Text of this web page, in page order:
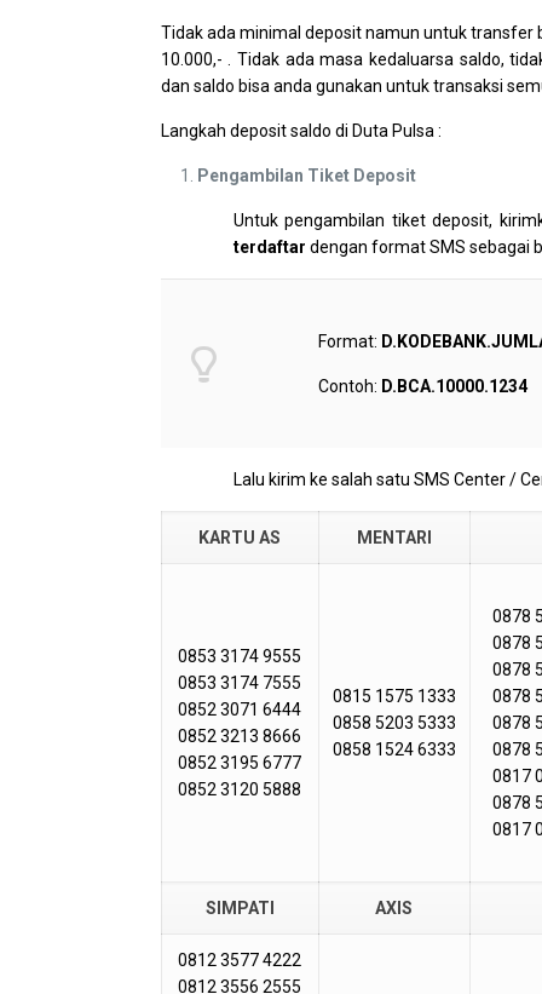
Tidak ada minimal deposit namun untuk transfer
10.000,- . Tidak ada masa kedaluarsa saldo,
dan saldo bisa anda gunakan untuk transaksi
Langkah deposit saldo di Duta Pulsa :
Pengambilan Tiket Deposit
Untuk pengambilan tiket deposit,
terdaftar dengan format SMS sebagai
Format:
Contoh: D.BCA.10000.1234
Lalu kirim ke salah satu SMS Center /
KARTU AS MENTARI
0853 3174 9555
0853 3174 7555
0852 3071 6444
0852 3213 8666
0852 3195 6777
0852 3120 5888
0815 1575 1333
0858 5203 5333
0858 1524 6333
0878
0878
0878
0878
0878
0878
0817
0878
0817
SIMPATI AXIS
0812 3577 4222
0812 3556 2555